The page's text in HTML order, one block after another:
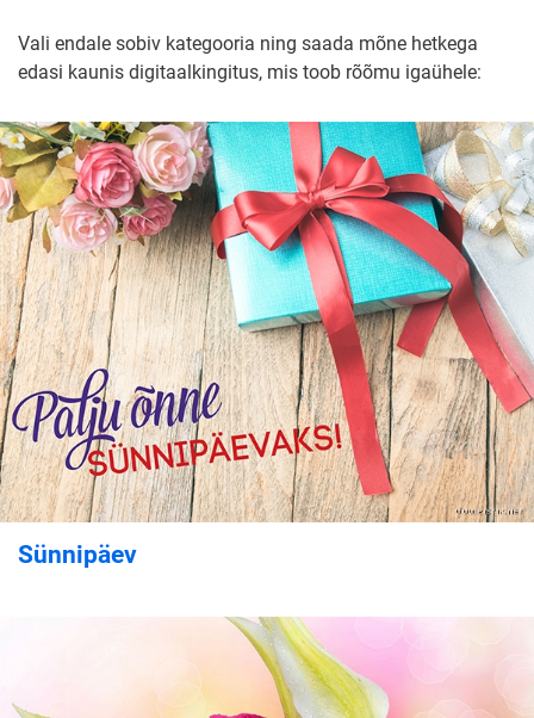
Vali endale sobiv kategooria ning saada mõne hetkega
edasi kaunis digitaalkingitus, mis toob rõõmu igaühele:
Sünnipäev